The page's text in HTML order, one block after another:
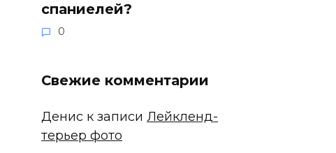
спаниелей?
0
Свежие комментарии
Денис к записи Лейкленд-
терьер фото